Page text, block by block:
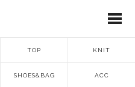
TOP KNIT
SHOES&BAG ACC